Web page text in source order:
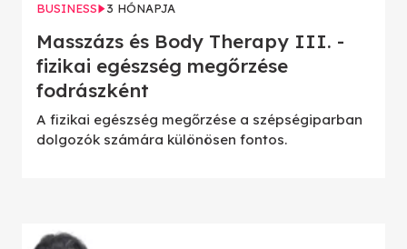
BUSINESS 3 HÓNAPJA
Masszázs és Body Therapy III. -
fizikai egészség megőrzése
fodrászként
A fizikai egészség megőrzése a szépségiparban
dolgozók számára különösen fontos.